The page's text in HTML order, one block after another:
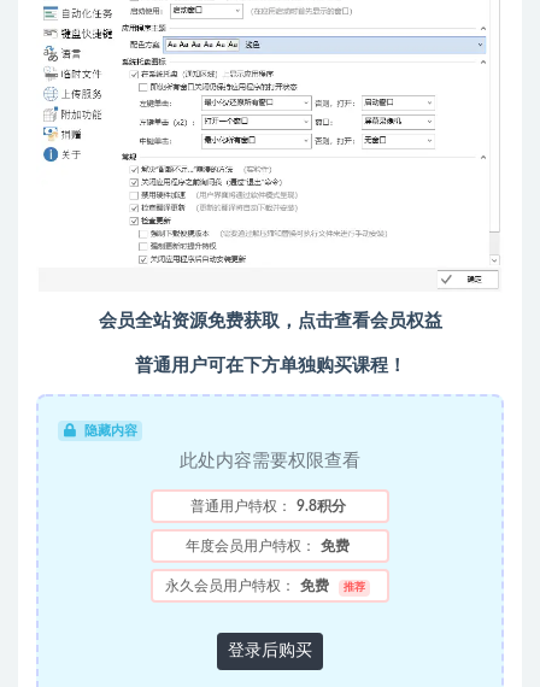
会员全站资源免费获取，点击查看会员权益
普通用户可在下方单独购买课程！
隐藏内容
此处内容需要权限查看
普通用户特权： 9.8积分
年度会员用户特权： 免费
永久会员用户特权： 免费 推荐
登录后购买